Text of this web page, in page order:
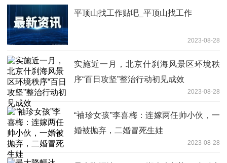
平顶山找工作贴吧_平顶山找工作
2023-08-28
实施近一月，北京什刹海风景区环境秩
序“百日攻坚”整治行动初见成效
2023-08-28
“袖珍女孩”李喜梅：连嫁两任帅小伙，一
婚被抛弃，二婚冒死生娃
2023-08-28